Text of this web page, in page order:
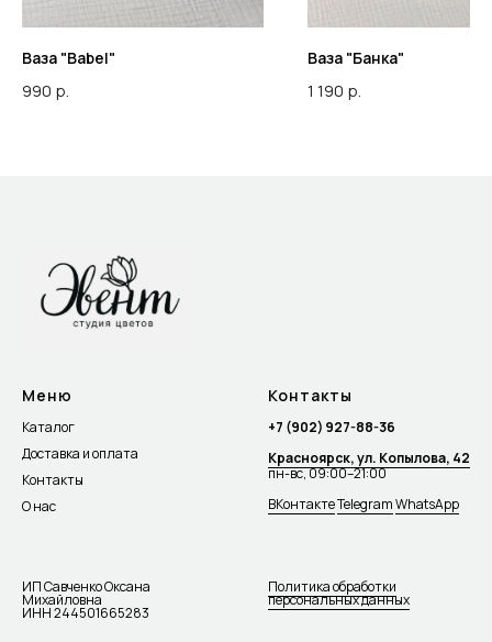
Ваза "Babel"
990 р.
Ваза "Банка"
1 190 р.
Меню
Каталог
Доставка и оплата
Контакты
О нас
Контакты
+7 (902) 927-88-36
Красноярск, ул. Копылова, 42
пн-вс, 09:00–21:00
ВКонтактеTelegramWhatsApp
ИП Савченко Оксана
Михайловна
ИНН 244501665283
Политика обработки
персональных данных